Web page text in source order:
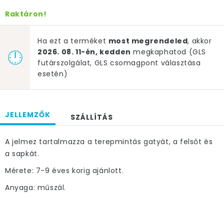
Raktáron!
Ha ezt a terméket most megrendeled, akkor
2026. 08. 11-én, kedden megkaphatod (GLS
futárszolgálat, GLS csomagpont választása
esetén)
JELLEMZŐK SZÁLLÍTÁS
A jelmez tartalmazza a terepmintás gatyát, a felsőt és
a sapkát.
Mérete: 7-9 éves korig ajánlott.
Anyaga: műszál.